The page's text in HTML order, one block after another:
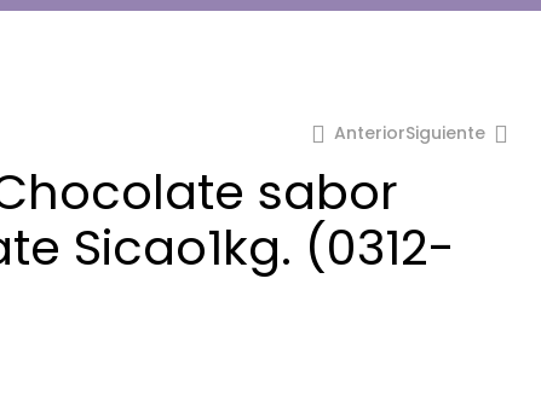
AnteriorSiguiente
sabor
Sicao1kg. (0312-